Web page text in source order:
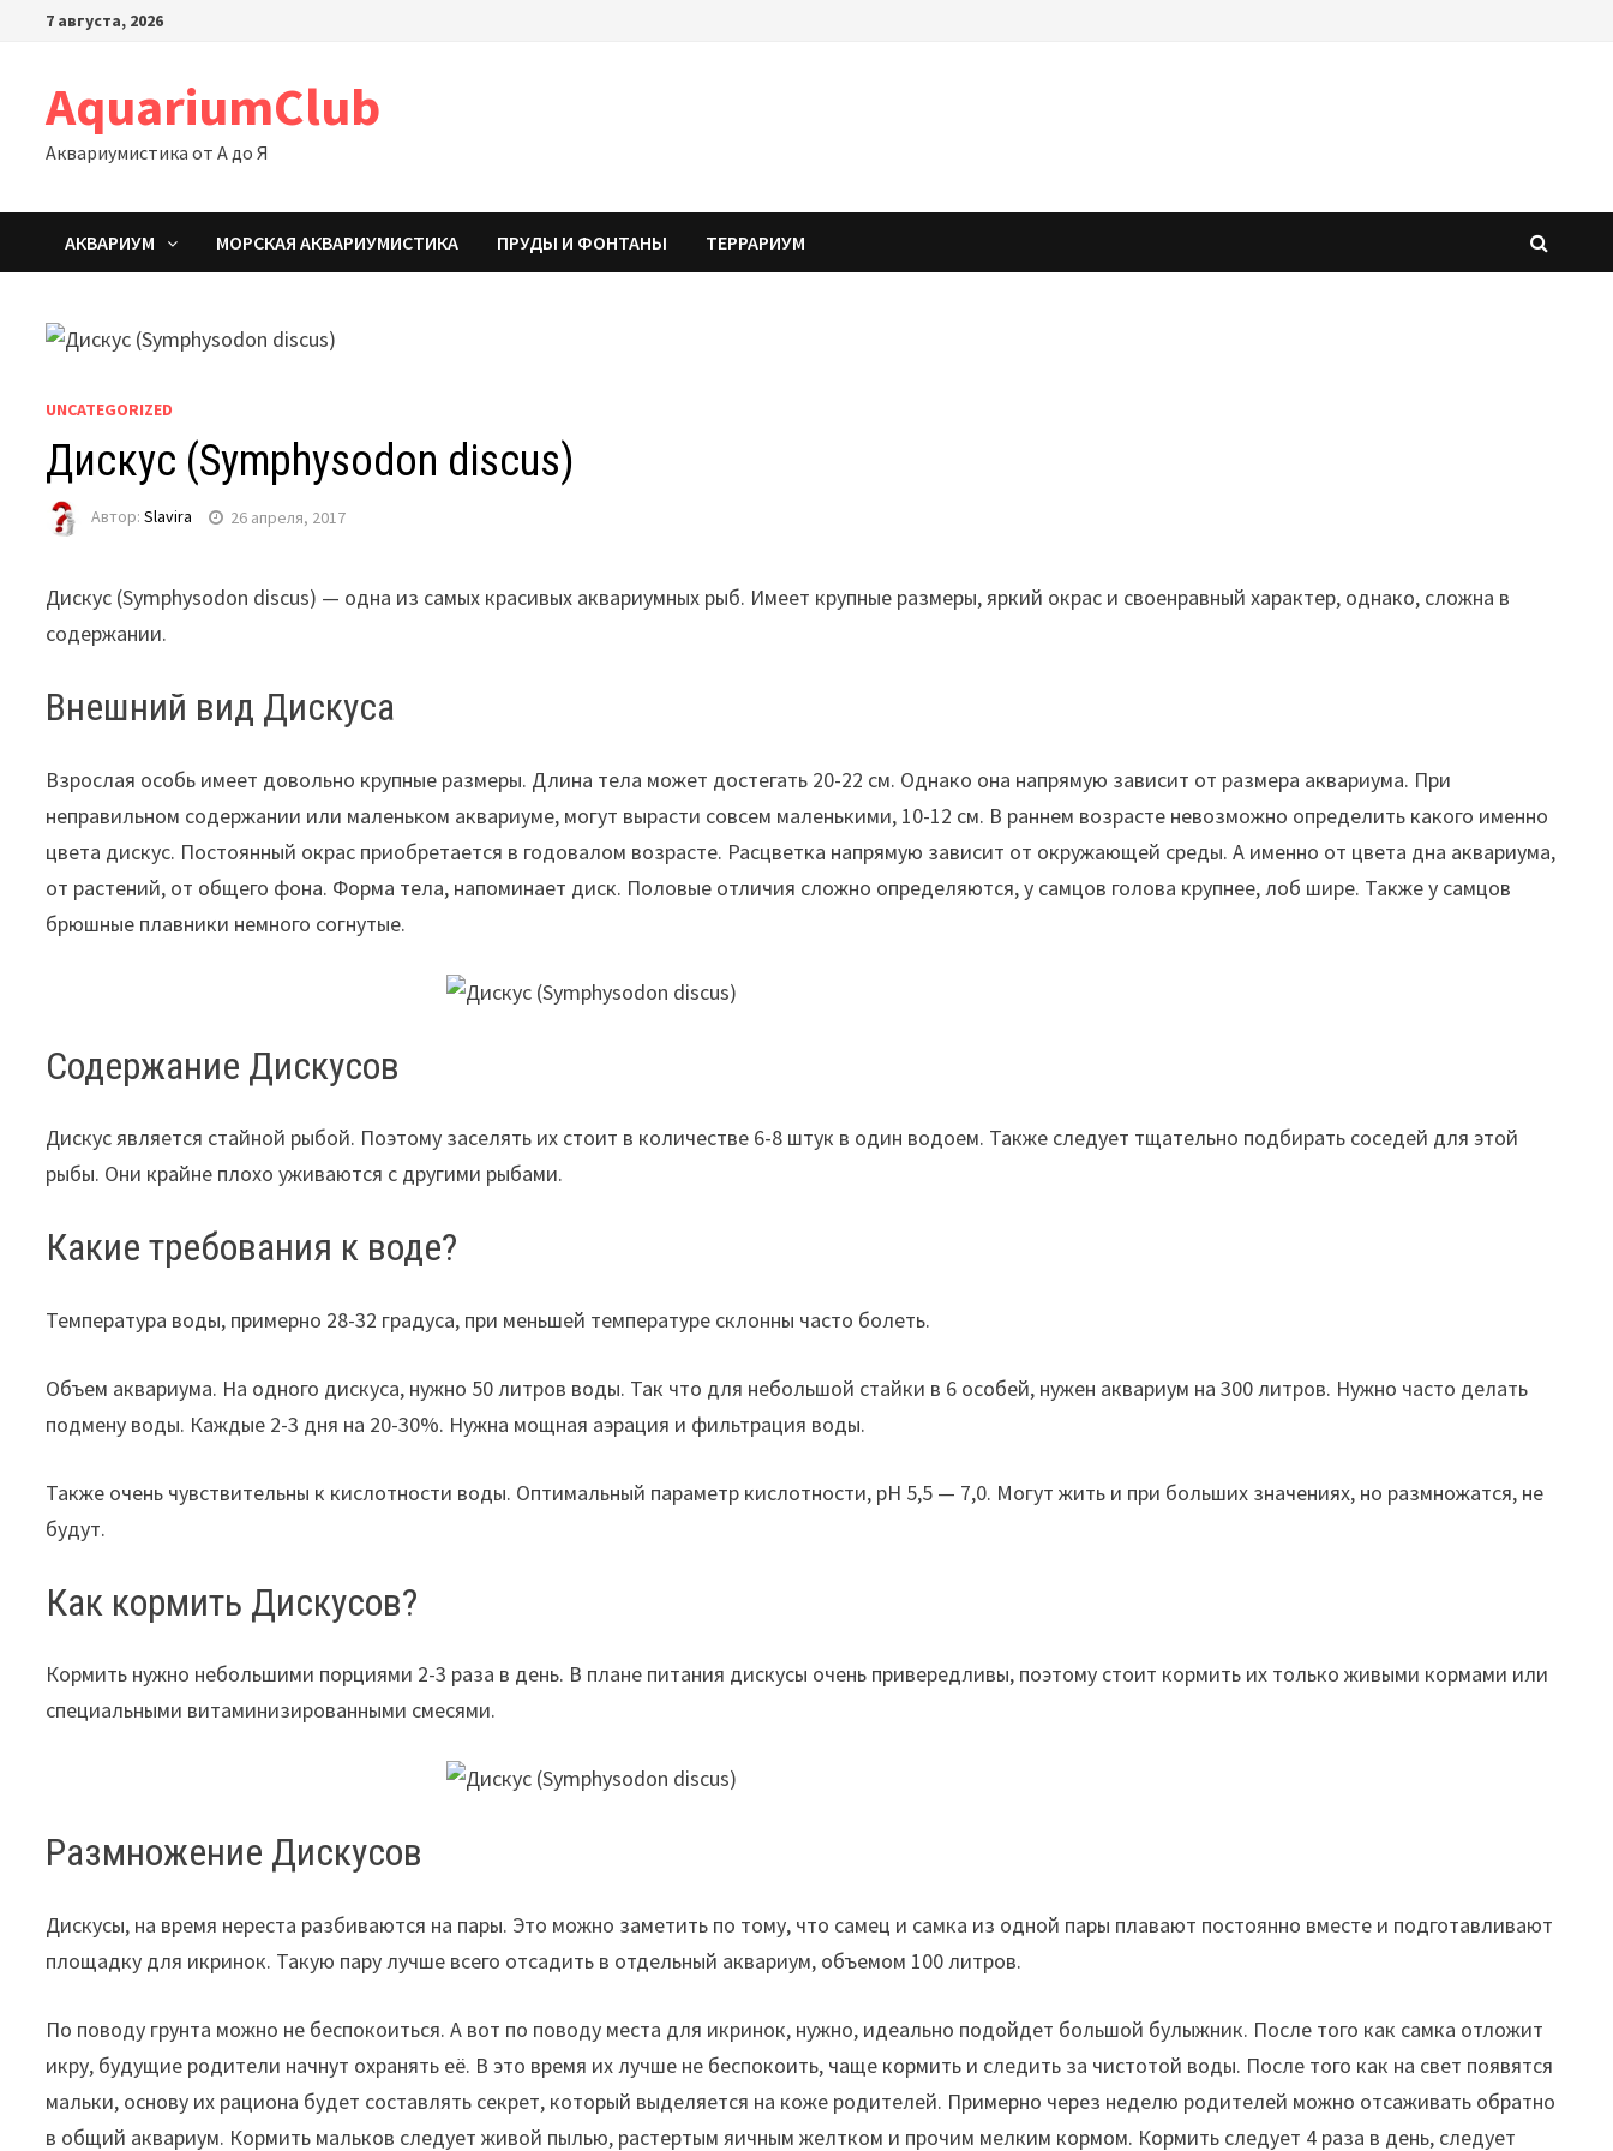
Перейти7 августа, 2026
AquariumClub
Аквариумистика от А до Я
АКВАРИУМ МОРСКАЯ АКВАРИУМИСТИКА ПРУДЫ И ФОНТАНЫ ТЕРРАРИУМ
UNCATEGORIZED
Дискус (Symphysodon discus)
Автор:Slavira 26 апреля, 2017
Дискус (Symphysodon discus) — одна из самых красивых аквариумных рыб. Имеет крупные размеры, яркий окрас и своенравный характер, однако, сложна в
содержании.
Внешний вид Дискуса
Взрослая особь имеет довольно крупные размеры. Длина тела может достегать 20-22 см. Однако она напрямую зависит от размера аквариума. При
неправильном содержании или маленьком аквариуме, могут вырасти совсем маленькими, 10-12 см. В раннем возрасте невозможно определить какого именно
цвета дискус. Постоянный окрас приобретается в годовалом возрасте. Расцветка напрямую зависит от окружающей среды. А именно от цвета дна аквариума,
от растений, от общего фона. Форма тела, напоминает диск. Половые отличия сложно определяются, у самцов голова крупнее, лоб шире. Также у самцов
брюшные плавники немного согнутые.
Содержание Дискусов
Дискус является стайной рыбой. Поэтому заселять их стоит в количестве 6-8 штук в один водоем. Также следует тщательно подбирать соседей для этой
рыбы. Они крайне плохо уживаются с другими рыбами.
Какие требования к воде?
Температура воды, примерно 28-32 градуса, при меньшей температуре склонны часто болеть.
Объем аквариума. На одного дискуса, нужно 50 литров воды. Так что для небольшой стайки в 6 особей, нужен аквариум на 300 литров. Нужно часто делать
подмену воды. Каждые 2-3 дня на 20-30%. Нужна мощная аэрация и фильтрация воды.
Также очень чувствительны к кислотности воды. Оптимальный параметр кислотности, рН 5,5 — 7,0. Могут жить и при больших значениях, но размножатся, не
будут.
Как кормить Дискусов?
Кормить нужно небольшими порциями 2-3 раза в день. В плане питания дискусы очень привередливы, поэтому стоит кормить их только живыми кормами или
специальными витаминизированными смесями.
Размножение Дискусов
Дискусы, на время нереста разбиваются на пары. Это можно заметить по тому, что самец и самка из одной пары плавают постоянно вместе и подготавливают
площадку для икринок. Такую пару лучше всего отсадить в отдельный аквариум, объемом 100 литров.
По поводу грунта можно не беспокоиться. А вот по поводу места для икринок, нужно, идеально подойдет большой булыжник. После того как самка отложит
икру, будущие родители начнут охранять её. В это время их лучше не беспокоить, чаще кормить и следить за чистотой воды. После того как на свет появятся
мальки, основу их рациона будет составлять секрет, который выделяется на коже родителей. Примерно через неделю родителей можно отсаживать обратно
в общий аквариум. Кормить мальков следует живой пылью, растертым яичным желтком и прочим мелким кормом. Кормить следует 4 раза в день, следует